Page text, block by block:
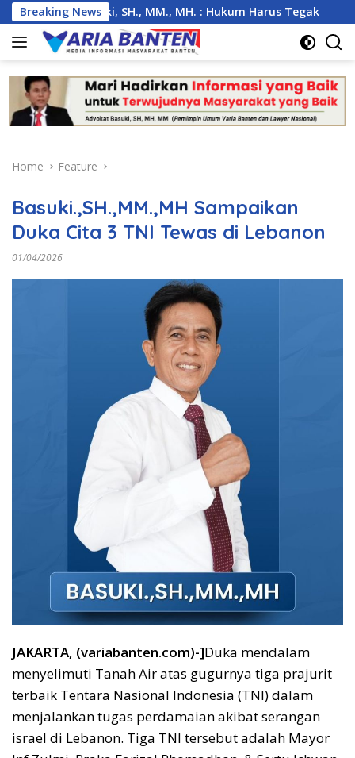
Skip
to
content
Breaking News
Basuki, SH., MM., MH. : Hukum Harus Tegak
Home Feature
Basuki.,SH.,MM.,MH Sampaikan
Duka Cita 3 TNI Tewas di Lebanon
01/04/2026
JAKARTA, (variabanten.com)-]Duka mendalam
menyelimuti Tanah Air atas gugurnya tiga prajurit
terbaik Tentara Nasional Indonesia (TNI) dalam
menjalankan tugas perdamaian akibat serangan
israel di Lebanon. Tiga TNI tersebut adalah Mayor